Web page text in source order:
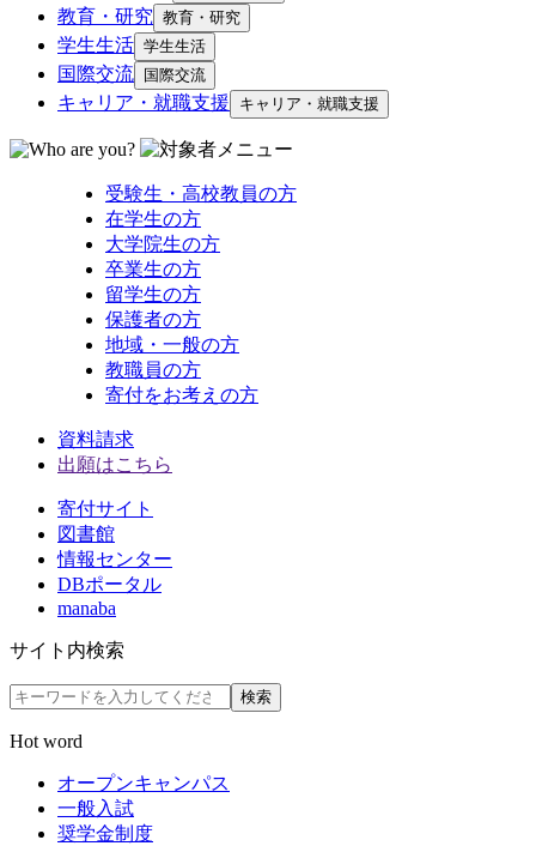
教育・研究 教育・研究
学生生活 学生生活
国際交流 国際交流
キャリア・就職支援 キャリア・就職支援
受験生・高校教員の方
在学生の方
大学院生の方
卒業生の方
留学生の方
保護者の方
地域・一般の方
教職員の方
寄付をお考えの方
資料請求
出願はこちら
寄付サイト
図書館
情報センター
DBポータル
manaba
サイト内検索
検索
Hot word
オープンキャンパス
一般入試
奨学金制度